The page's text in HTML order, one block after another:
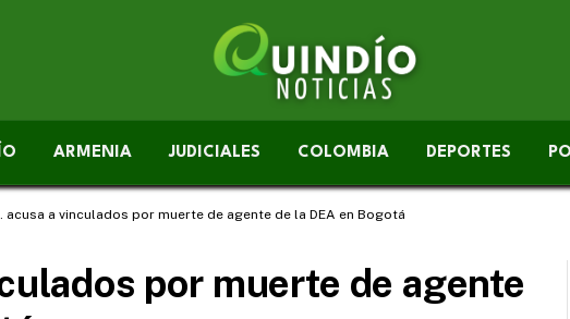
ARMENIA JUDICIALES COLOMBIA DEPORTES
acusa a vinculados por muerte de agente de la DEA en Bogotá
por muerte de agente